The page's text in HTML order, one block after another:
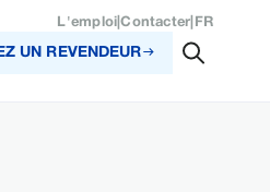
L'emploi |Contacter FR
UN REVENDEUR